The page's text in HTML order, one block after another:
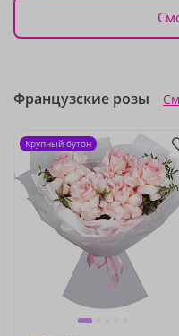
Французские розы
Крупный бутон